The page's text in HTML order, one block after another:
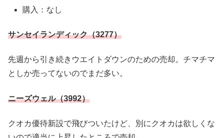
購入：なし
サンセイランディック（3277）
先週から引き続きウエイトダウンのための売却。チマチマ
としか売ってないのでまだ多い。
ニーズウェル（3992）
クオカ優待新設で飛びついたけど、別にクオカは欲しくな